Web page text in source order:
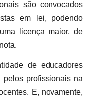
são convocados
em lei, podendo
licença maior, de
de educadores
pelos profissionais na
E, novamente,